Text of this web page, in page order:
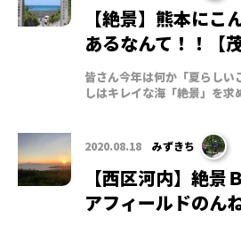
【絶景】熊本にこ
あるなんて！！【
皆さん今年は何か「夏らしい
しはキレイな海「絶景」を
2020.08.18 みずきち
【西区河内】絶景
アフィールドのん